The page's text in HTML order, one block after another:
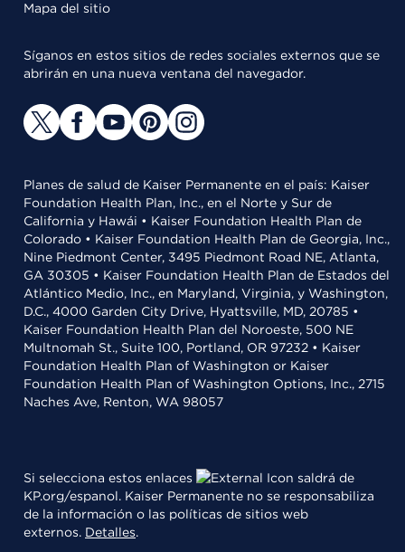
Mapa del sitio
Síganos en estos sitios de redes sociales externos que se
abrirán en una nueva ventana del navegador.
Planes de salud de Kaiser Permanente en el país: Kaiser
Foundation Health Plan, Inc., en el Norte y Sur de
California y Hawái • Kaiser Foundation Health Plan de
Colorado • Kaiser Foundation Health Plan de Georgia, Inc.,
Nine Piedmont Center, 3495 Piedmont Road NE, Atlanta,
GA 30305 • Kaiser Foundation Health Plan de Estados del
Atlántico Medio, Inc., en Maryland, Virginia, y Washington,
D.C., 4000 Garden City Drive, Hyattsville, MD, 20785 •
Kaiser Foundation Health Plan del Noroeste, 500 NE
Multnomah St., Suite 100, Portland, OR 97232 • Kaiser
Foundation Health Plan of Washington or Kaiser
Foundation Health Plan of Washington Options, Inc., 2715
Naches Ave, Renton, WA 98057
Si selecciona estos enlaces
saldrá de
KP.org/espanol. Kaiser Permanente no se responsabiliza
de la información o las políticas de sitios web
externos. Detalles.